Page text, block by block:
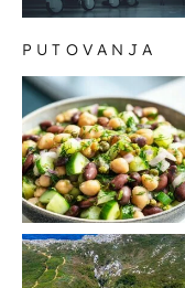
PUTOVANJA